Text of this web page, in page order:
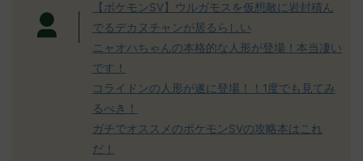
【ポケモンSV】ウルガモスを仮想敵に岩封積ん
でるデカヌチャンが居るらしい
ニャオハちゃんの本格的な人形が登場！本当凄い
です！
コライドンの人形が遂に登場！！1度でも見てみ
るべき！
ガチでオススメのポケモンSVの攻略本はこれ
だ！